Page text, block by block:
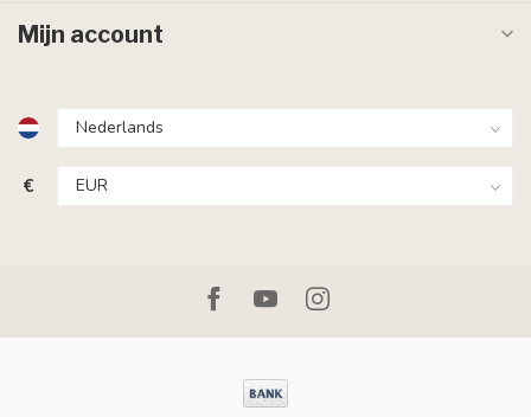
Mijn account
€